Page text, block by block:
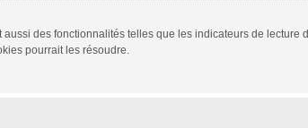
des fonctionnalités telles que les indicateurs de lecture
pourrait les résoudre.